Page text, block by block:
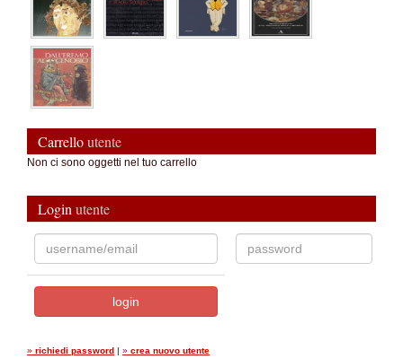
Carrelloutente
Non ci sono oggetti nel tuo carrello
Login utente
» richiedi password | » crea nuovo utente